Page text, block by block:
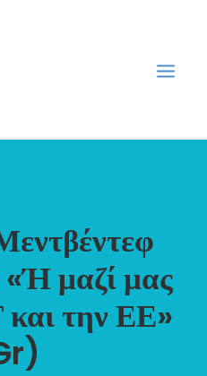
В ГРЕЦІЇμαζί μας
την ΕΕ»